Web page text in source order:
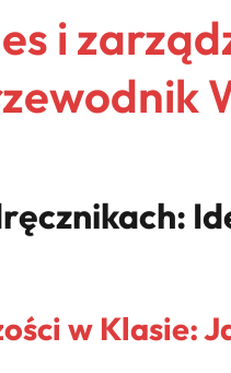
i
w Klasie: